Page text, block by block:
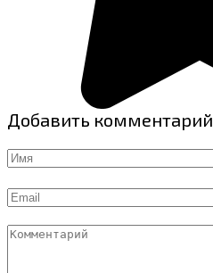
Добавить комментарий
Имя
Email
Комментарий